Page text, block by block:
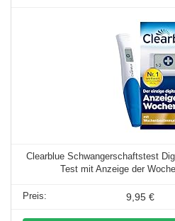
Clearblue Schwangerschaftstest
Test mit Anzeige der
9,95 €